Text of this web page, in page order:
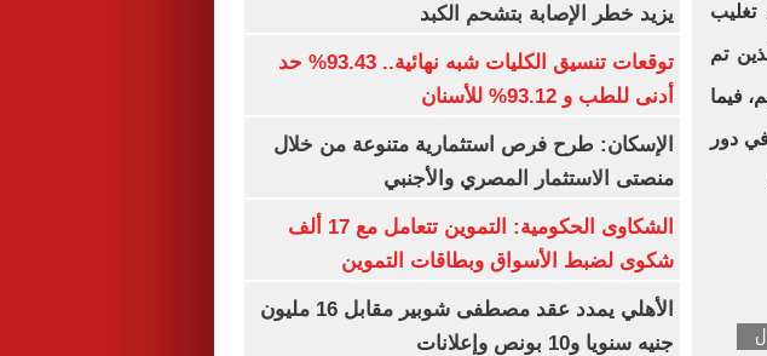
تغليب
تم
فيما
دور
يزيد خطر الإصابة بتشحم الكبد
توقعات تنسيق الكليات شبه نهائية.. 93.43% حد
أدنى للطب و 93.12% للأسنان
الإسكان: طرح فرص استثمارية متنوعة من خلال
منصتى الاستثمار المصري والأجنبي
الشكاوى الحكومية: التموين تتعامل مع 17 ألف
شكوى لضبط الأسواق وبطاقات التموين
الأهلي يمدد عقد مصطفى شوبير مقابل 16 مليون
جنيه سنويا و10 بونص وإعلانات